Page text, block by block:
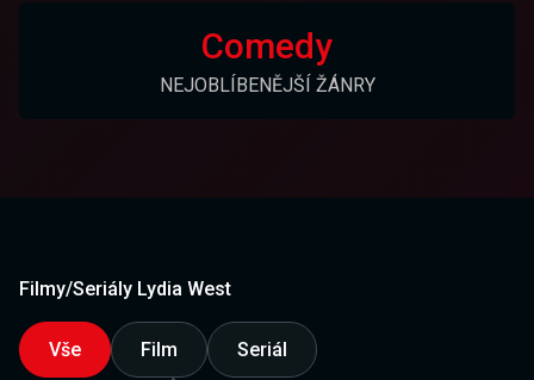
Comedy
NEJOBLÍBENĚJŠÍ ŽÁNRY
Filmy/Seriály Lydia West
Vše Film Seriál